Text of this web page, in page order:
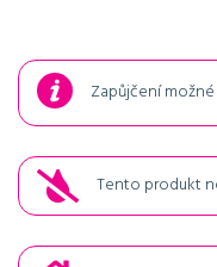
Zapůjčení
Tento produkt